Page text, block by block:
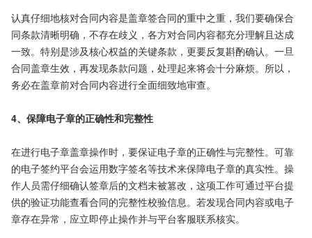
认真仔细地核对合同内容是盖章签合同的重中之重，我们要确保合
同条款清晰明确，不存在歧义，各方对合同内容都充分理解且达成
一致。特别是涉及核心权益的关键条款，更要反复斟酌确认。一旦
合同盖章生效，再发现条款问题，处理起来将会十分麻烦。所以，
务必在盖章前对合同内容进行全面细致地审查。
4、保障电子章的正确性和完整性
在进行电子章盖章操作时，要保证电子章的正确性与完整性。可靠
的电子签约平台会运用数字签名等技术来保障电子章的真实性。操
作人员需仔细确认签章后的文档未被篡改，这项工作可通过平台提
供的验证功能查看合同的完整性校验信息。若发现合同内容或电子
章存在异常，应立即停止操作并与平台客服联系核实。